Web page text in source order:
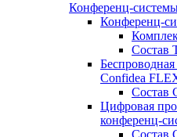
Конференц-
Конференц-
Состав
Confidea
Состав
Цифровая
конференц-
Состав